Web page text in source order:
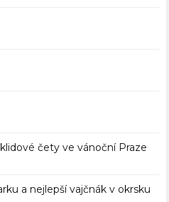
čety ve vánoční Praze
a nejlepší vajčnák v okrsku